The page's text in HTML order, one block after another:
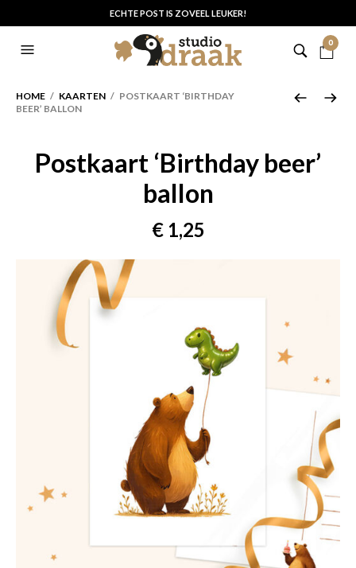
ECHTE POST IS ZOVEEL LEUKER!
0
HOME / KAARTEN / POSTKAART ‘BIRTHDAY
BEER’ BALLON
Postkaart ‘Birthday beer’
ballon
€1,25